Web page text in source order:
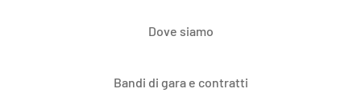
Dove siamo
Bandi di gara e contratti